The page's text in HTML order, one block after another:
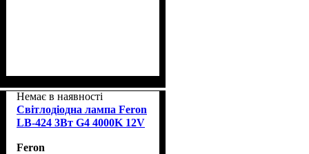
Немає в наявності
Світлодіодна лампа Feron
LB-424 3Вт G4 4000K 12V
Feron